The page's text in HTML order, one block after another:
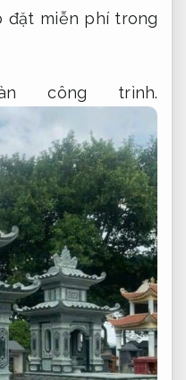
đặt miễn phí trong
công trình.